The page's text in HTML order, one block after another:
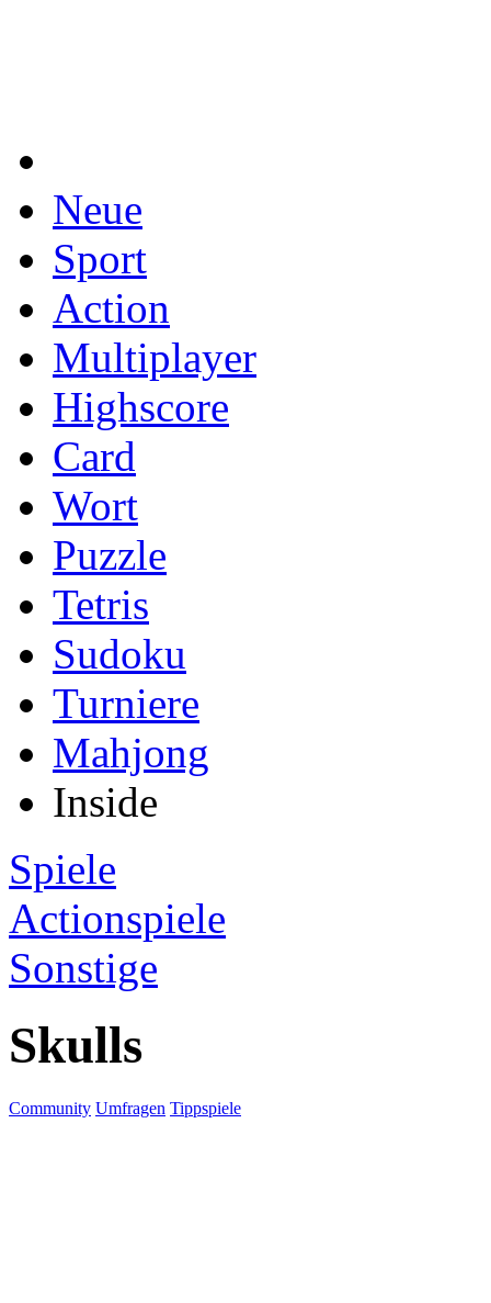
Neue
Sport
Action
Multiplayer
Highscore
Card
Wort
Puzzle
Tetris
Sudoku
Turniere
Mahjong
Inside
Spiele
Actionspiele
Sonstige
Skulls
Community Umfragen Tippspiele